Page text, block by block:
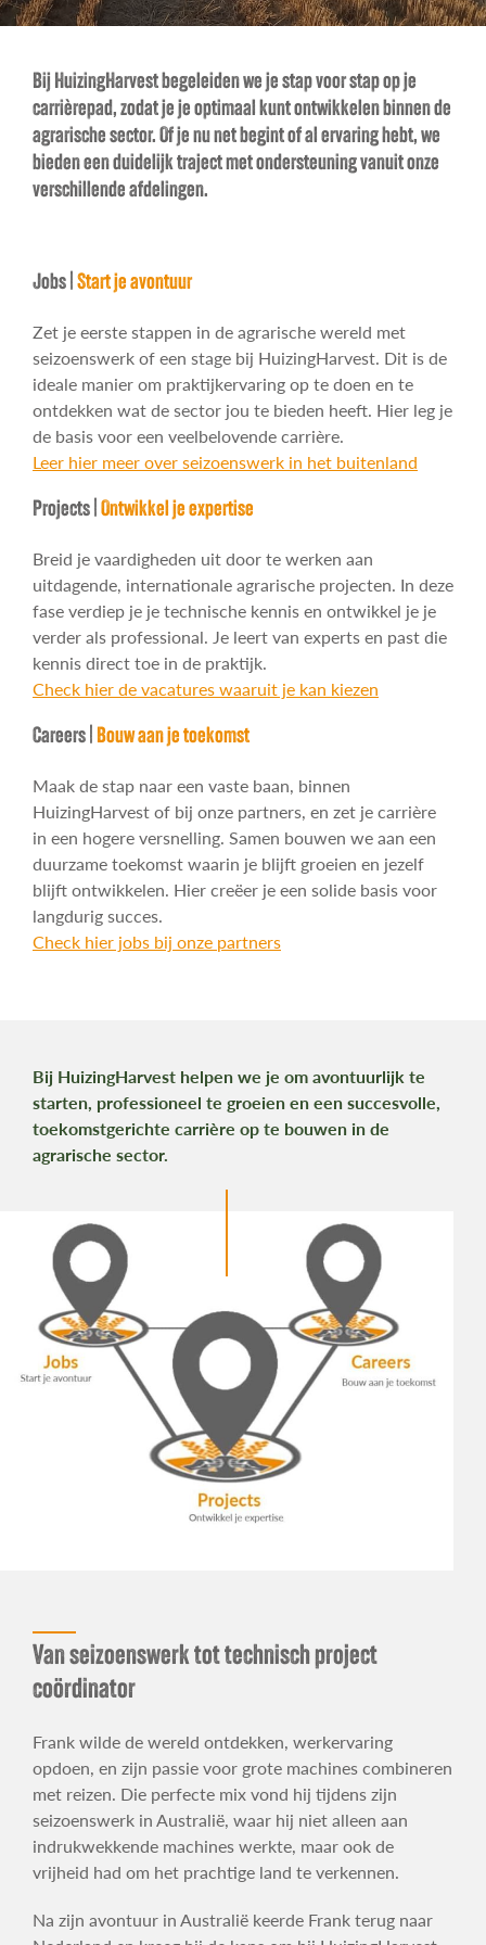
Contact
Bij HuizingHarvest begeleiden we je stap voor stap op je
carrièrepad, zodat je je optimaal kunt ontwikkelen binnen de
agrarische sector. Of je nu net begint of al ervaring hebt, we
bieden een duidelijk traject met ondersteuning vanuit onze
verschillende afdelingen.
Bij HuizingHarvest helpen we je om avontuurlijk te
starten, professioneel te groeien en een succesvolle,
toekomstgerichte carrière op te bouwen in de
agrarische sector.
Jobs | Start je avontuur
Zet je eerste stappen in de agrarische wereld met
seizoenswerk of een stage bij HuizingHarvest. Dit is de
ideale manier om praktijkervaring op te doen en te
ontdekken wat de sector jou te bieden heeft. Hier leg je
de basis voor een veelbelovende carrière.
Leer hier meer over seizoenswerk in het buitenland
Projects | Ontwikkel je expertise
Breid je vaardigheden uit door te werken aan
uitdagende, internationale agrarische projecten. In deze
fase verdiep je je technische kennis en ontwikkel je je
verder als professional. Je leert van experts en past die
kennis direct toe in de praktijk.
Check hier de vacatures waaruit je kan kiezen
Careers | Bouw aan je toekomst
Maak de stap naar een vaste baan, binnen
HuizingHarvest of bij onze partners, en zet je carrière
in een hogere versnelling. Samen bouwen we aan een
duurzame toekomst waarin je blijft groeien en jezelf
blijft ontwikkelen. Hier creëer je een solide basis voor
langdurig succes.
Check hier jobs bij onze partners
Van seizoenswerk tot technisch project
coördinator
Frank wilde de wereld ontdekken, werkervaring
opdoen, en zijn passie voor grote machines combineren
met reizen. Die perfecte mix vond hij tijdens zijn
seizoenswerk in Australië, waar hij niet alleen aan
indrukwekkende machines werkte, maar ook de
vrijheid had om het prachtige land te verkennen.
Na zijn avontuur in Australië keerde Frank terug naar